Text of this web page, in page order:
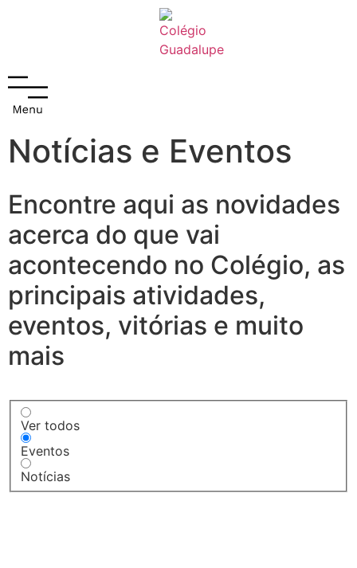
Notícias e Eventos
Encontre aqui as novidades
acerca do que vai
acontecendo no Colégio, as
principais atividades,
eventos, vitórias e muito
mais
Ver todos
Eventos
Notícias